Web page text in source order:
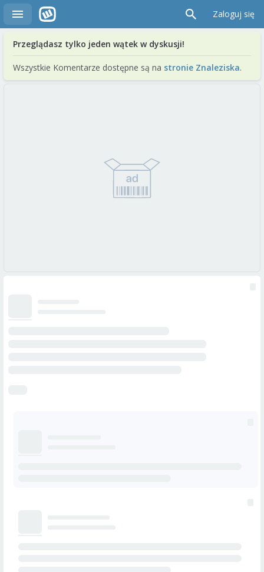
Zaloguj się
Przeglądasz tylko jeden wątek w dyskusji!
Wszystkie Komentarze dostępne są na stronie Znaleziska.